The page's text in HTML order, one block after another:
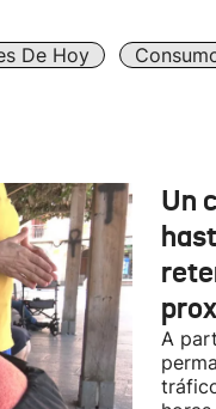
De Hoy
Un
A